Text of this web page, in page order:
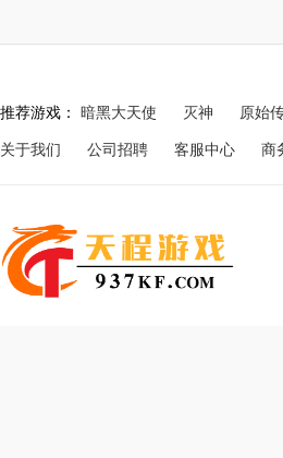
推荐游戏： 暗黑大天使 灭神 原始
关于我们 公司招聘 客服中心 商